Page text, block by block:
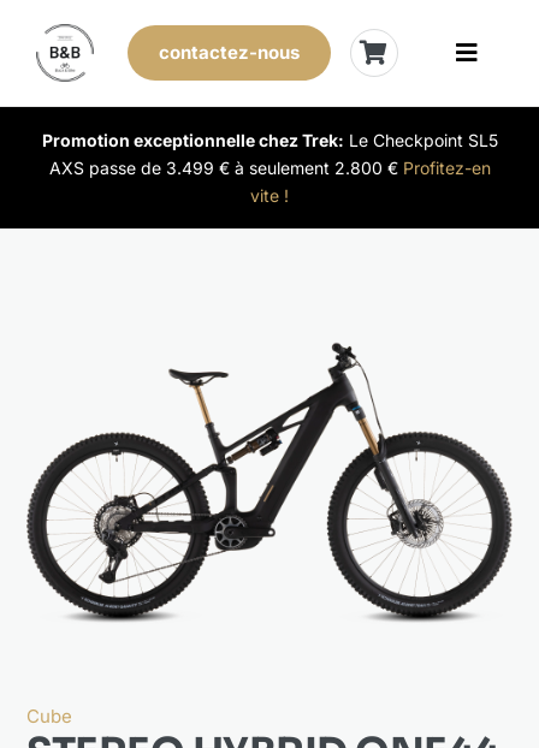
content
Toggle
Vélos de stock
L’expérience B&B
Évènements
Actualités
contactez-nous
Promotion exceptionnelle chez Trek: Le Checkpoint SL5
AXS passe de 3.499 € à seulement 2.800 € Profitez-en
vite !
Cube